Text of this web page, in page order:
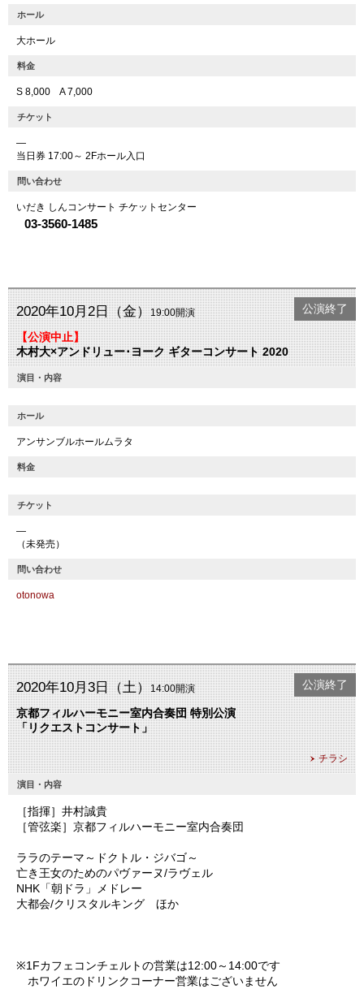
ホール
大ホール
料金
S 8,000 A 7,000
チケット
―
当日券 17:00～ 2Fホール入口
問い合わせ
いだき しんコンサート チケットセンター
03-3560-1485
2020年10月2日（金）19:00開演
【公演中止】
木村大×アンドリュー･ヨーク ギターコンサート 2020
公演終了
演目・内容
ホール
アンサンブルホールムラタ
料金
チケット
―
（未発売）
問い合わせ
otonowa
2020年10月3日（土）14:00開演
京都フィルハーモニー室内合奏団 特別公演
「リクエストコンサート」
チラシ
公演終了
演目・内容
［指揮］井村誠貴
［管弦楽］京都フィルハーモニー室内合奏団
ララのテーマ～ドクトル・ジバゴ～
亡き王女のためのパヴァーヌ/ラヴェル
NHK「朝ドラ」メドレー
大都会/クリスタルキング ほか
※1Fカフェコンチェルトの営業は12:00～14:00です
ホワイエのドリンクコーナー営業はございません